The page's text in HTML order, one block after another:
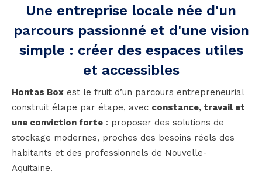
Une entreprise locale née d'un
parcours passionné et d'une vision
simple : créer des espaces utiles
et accessibles
Hontas Box est le fruit d’un parcours entrepreneurial
construit étape par étape, avec constance, travail et
une conviction forte : proposer des solutions de
stockage modernes, proches des besoins réels des
habitants et des professionnels de Nouvelle-
Aquitaine.